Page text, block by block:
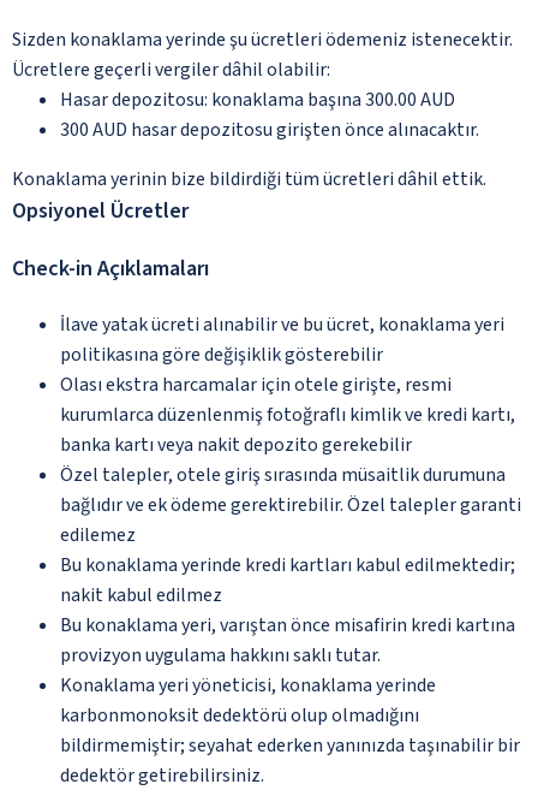
Sizden konaklama yerinde şu ücretleri ödemeniz istenecektir.
Ücretlere geçerli vergiler dâhil olabilir:
Hasar depozitosu: konaklama başına 300.00 AUD
300 AUD hasar depozitosu girişten önce alınacaktır.
Konaklama yerinin bize bildirdiği tüm ücretleri dâhil ettik.
Opsiyonel Ücretler
Check-in Açıklamaları
İlave yatak ücreti alınabilir ve bu ücret, konaklama yeri
politikasına göre değişiklik gösterebilir
Olası ekstra harcamalar için otele girişte, resmi
kurumlarca düzenlenmiş fotoğraflı kimlik ve kredi kartı,
banka kartı veya nakit depozito gerekebilir
Özel talepler, otele giriş sırasında müsaitlik durumuna
bağlıdır ve ek ödeme gerektirebilir. Özel talepler garanti
edilemez
Bu konaklama yerinde kredi kartları kabul edilmektedir;
nakit kabul edilmez
Bu konaklama yeri, varıştan önce misafirin kredi kartına
provizyon uygulama hakkını saklı tutar.
Konaklama yeri yöneticisi, konaklama yerinde
karbonmonoksit dedektörü olup olmadığını
bildirmemiştir; seyahat ederken yanınızda taşınabilir bir
dedektör getirebilirsiniz.